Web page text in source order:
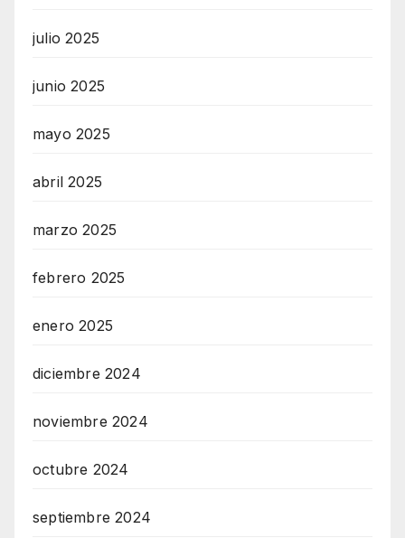
julio 2025
junio 2025
mayo 2025
abril 2025
marzo 2025
febrero 2025
enero 2025
diciembre 2024
noviembre 2024
octubre 2024
septiembre 2024